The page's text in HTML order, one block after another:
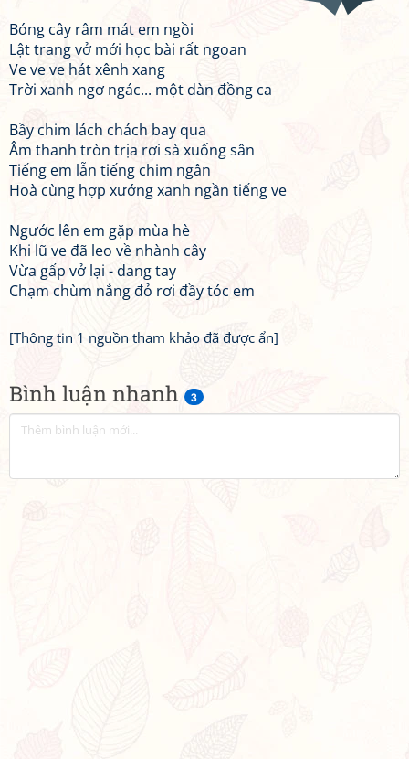
Bình luận nhanh 3
Bóng cây râm mát em ngồi
Lật trang vở mới học bài rất ngoan
Ve ve ve hát xênh xang
Trời xanh ngơ ngác... một dàn đồng ca
Bầy chim lách chách bay qua
Âm thanh tròn trịa rơi sà xuống sân
Tiếng em lẫn tiếng chim ngân
Hoà cùng hợp xướng xanh ngần tiếng ve
Ngước lên em gặp mùa hè
Khi lũ ve đã leo về nhành cây
Vừa gấp vở lại - dang tay
Chạm chùm nắng đỏ rơi đầy tóc em
[Thông tin 1 nguồn tham khảo đã được ẩn]